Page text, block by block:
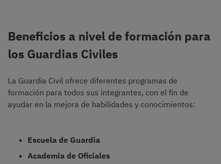
Beneficios a nivel de formación para
los Guardias Civiles
La Guardia Civil ofrece diferentes programas de
formación para todos sus integrantes, con el fin de
ayudar en la mejora de habilidades y conocimientos:
Escuela de Guardia
Academia de Oficiales